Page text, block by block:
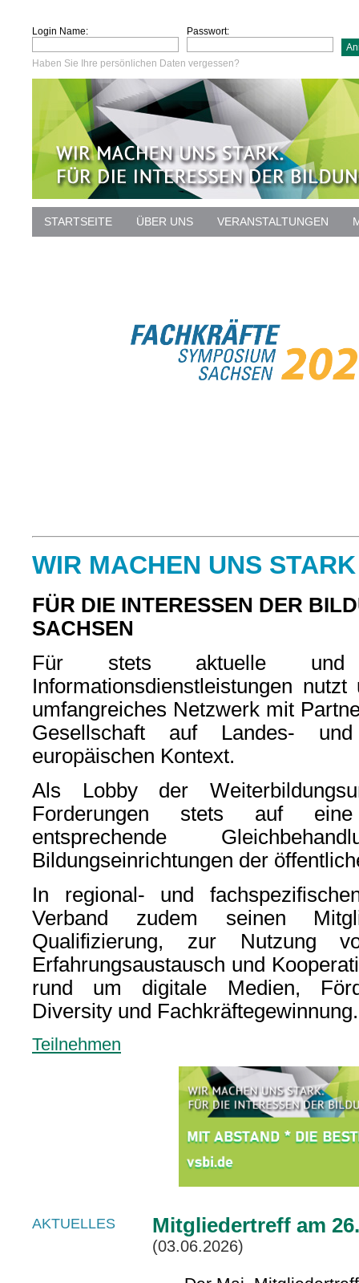
Login Name: Passwort:
Haben Sie Ihre persönlichen Daten vergessen?
STARTSEITE ÜBER UNS VERANSTALTUNGEN
WIR MACHEN UNS STARK
FÜR DIE INTERESSEN DER
SACHSEN
Für stets aktuelle und
Informationsdienstleistungen
umfangreiches Netzwerk mit
Gesellschaft auf Landes-
europäischen Kontext.
Als Lobby der
Forderungen stets auf eine
entsprechende
Bildungseinrichtungen der
In regional- und
Verband zudem seinen
Qualifizierung, zur Nutzung
Erfahrungsaustausch und
rund um digitale Medien,
Diversity und Fachkräftegewinnung.
Teilnehmen
AKTUELLES Mitgliedertreff am
(03.06.2026)